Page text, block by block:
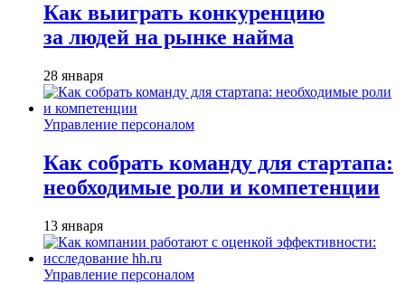
Как выиграть конкуренцию
за людей на рынке найма
28 января
Управление персоналом
Как собрать команду для стартапа:
необходимые роли и компетенции
13 января
Управление персоналом